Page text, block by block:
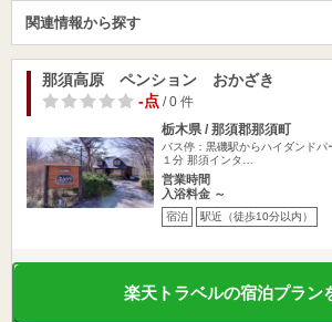
関連情報から探す
那須高原 ペンション おかざき
-点/ 0 件
栃木県 / 那須郡那須町
バス停：黒磯駅からハイダンド
１分 那須インタ…
営業時間
入浴料金 ～
宿泊 駅近（徒歩10分以内）
楽天トラベルの宿泊プラン